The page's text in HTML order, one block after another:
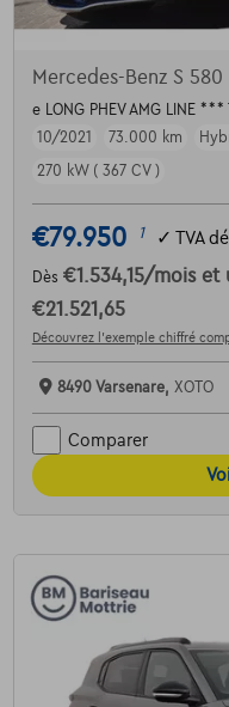
Mercedes-Benz S 580
e LONG PHEV AMG LINE
10/2021
73.000 km
270 kW ( 367 CV )
€79.950 1 ✓ TVA
Dès €1.534,15/mois et
€21.521,65
Découvrez l’exemple chiffré
8490 Varsenare, XOTO
Comparer